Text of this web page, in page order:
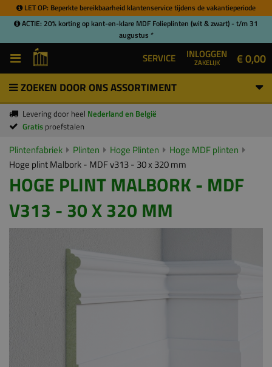
LET OP: Beperkte bereikbaarheid klantenservice tijdens de vakantieperiode
ACTIE: 20% korting op kant-en-klare MDF Folieplinten (wit & zwart) - t/m 31
augustus *
SERVICE INLOGGEN
ZAKELIJK € 0,00
ZOEKEN DOOR ONS ASSORTIMENT
Levering door heel Nederland en België
Gratis proefstalen
Plintenfabriek Plinten Hoge Plinten
Hoge MDF plinten
Hoge plint Malbork - MDF v313 - 30 x 320 mm
HOGE PLINT MALBORK - MDF
V313 - 30 X 320 MM